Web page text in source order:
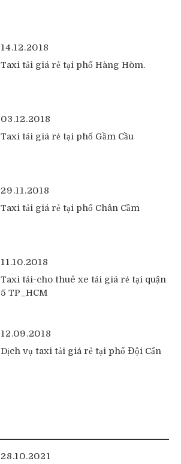
14.12.2018
Taxi tải giá rẻ tại phố Hàng Hòm.
03.12.2018
Taxi tải giá rẻ tại phố Gầm Cầu
29.11.2018
Taxi tải giá rẻ tại phố Chân Cầm
11.10.2018
Taxi tải-cho thuê xe tải giá rẻ tại quận
5 TP_HCM
12.09.2018
Dịch vụ taxi tải giá rẻ tại phố Đội Cấn
28.10.2021